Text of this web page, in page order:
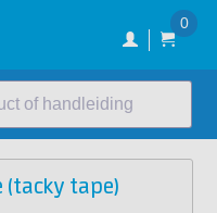
0
of handleiding
(tacky tape)